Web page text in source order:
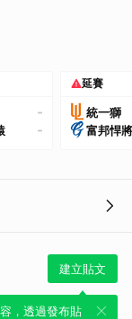
-
-
延賽
統一獅
富邦悍將
建立貼文
，透過發布貼